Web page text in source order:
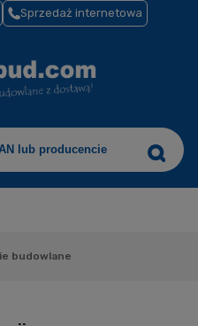
Sprzedaż internetowa
budowlane